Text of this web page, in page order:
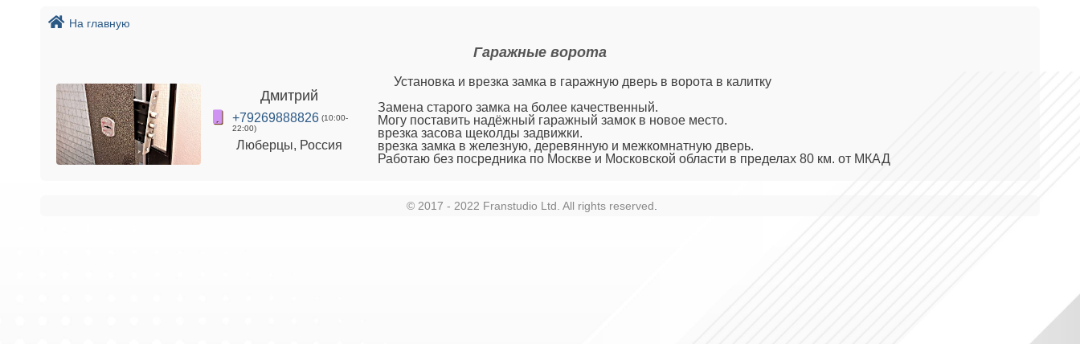
На главную
Гаражные ворота
Дмитрий
+79269888826 (10:00-
22:00)
Люберцы, Россия
Установка и врезка замка в гаражную дверь в ворота в калитку
Замена старого замка на более качественный.
Могу поставить надёжный гаражный замок в новое место.
врезка засова щеколды задвижки.
врезка замка в железную, деревянную и межкомнатную дверь.
Работаю без посредника по Москве и Московской области в пределах 80 км. от МКАД
© 2017 - 2022 Franstudio Ltd. All rights reserved.